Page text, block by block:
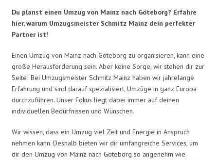
Du planst einen Umzug von Mainz nach Göteborg? Erfahre
hier, warum Umzugsmeister Schmitz Mainz dein perfekter
Partner ist!
Einen Umzug von Mainz nach Göteborg zu organisieren, kann eine
große Herausforderung sein. Aber keine Sorge, wir stehen dir zur
Seite! Bei Umzugsmeister Schmitz Mainz haben wir jahrelange
Erfahrung und sind darauf spezialisiert, Umzüge in ganz Europa
durchzuführen. Unser Fokus liegt dabei immer auf deinen
individuellen Bedürfnissen und Wünschen.
Wir wissen, dass ein Umzug viel Zeit und Energie in Anspruch
nehmen kann. Deshalb bieten wir dir umfangreiche Services, um
dir den Umzug von Mainz nach Göteborg so angenehm wie